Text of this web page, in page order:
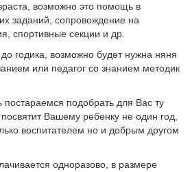
возможно это помощь в
заданий, сопровождение на
спортивные секции и др.
годика, возможно будет нужна няня
или педагог со знанием методик
подобрать для Вас ту
Вашему ребенку не один год,
воспитателем но и добрым другом
одноразово, в размере